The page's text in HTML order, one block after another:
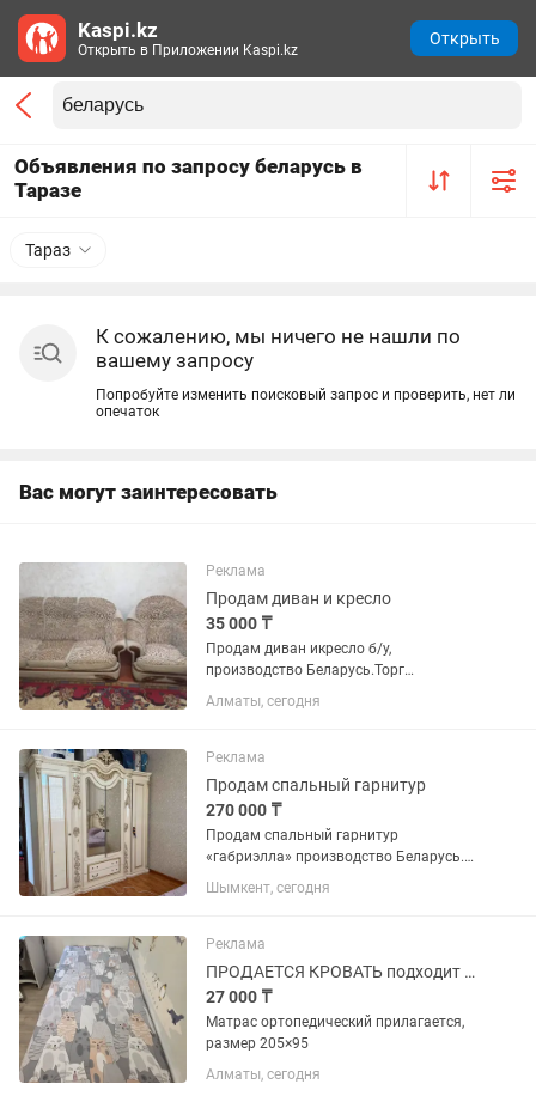
Объявления по запросу беларусь в
Таразе
Тараз
К сожалению, мы ничего не нашли по
вашему запросу
Попробуйте изменить поисковый запрос и проверить, нет ли
опечаток
Вас могут заинтересовать
Реклама
Продам диван и кресло
35 000 ₸
Продам диван икресло б/у,
производство Беларусь.Торг
небольшой
Алматы, сегодня
Реклама
Продам спальный гарнитур
270 000 ₸
Продам спальный гарнитур
«габриэлла» производство Беларусь.
Характеристики в фото
Шымкент, сегодня
Реклама
ПРОДАЕТСЯ КРОВАТЬ подходит и взр и для подростка,Беларусь торг уместен
27 000 ₸
Матрас ортопедический прилагается,
размер 205×95
Алматы, сегодня
Kaspi.kz
Открыть в Приложении Kaspi.kz
Открыть